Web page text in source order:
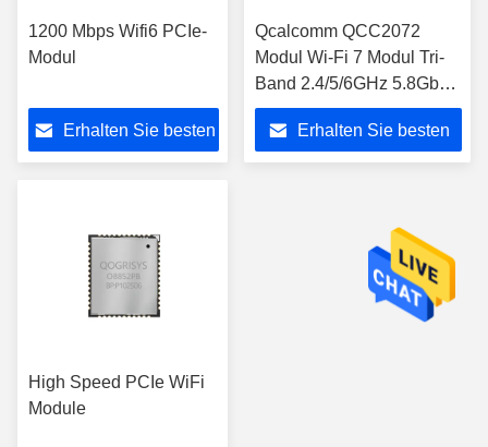
1200 Mbps Wifi6 PCIe-
Modul
Erhalten Sie besten
Qcalcomm QCC2072
Modul Wi-Fi 7 Modul Tri-
Band 2.4/5/6GHz 5.8Gbps
Rate M.2 PCie Wifi
Module mit
VR/AR/Roboter
Erhalten Sie besten
High Speed PCIe WiFi
Module